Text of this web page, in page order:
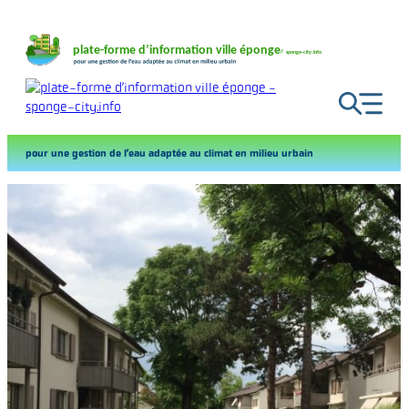
contenu
pour une gestion de l’eau adaptée au climat en milieu urbain